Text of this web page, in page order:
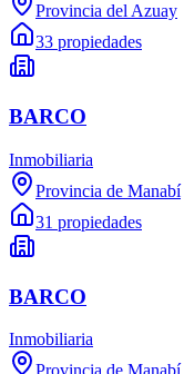
Provincia del Azuay
33 propiedades
BARCO
Inmobiliaria
Provincia de Manabí
31 propiedades
BARCO
Inmobiliaria